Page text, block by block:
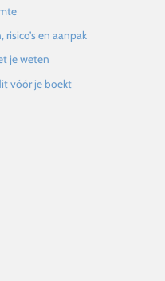
en aanpak
je weten
vóór je boekt